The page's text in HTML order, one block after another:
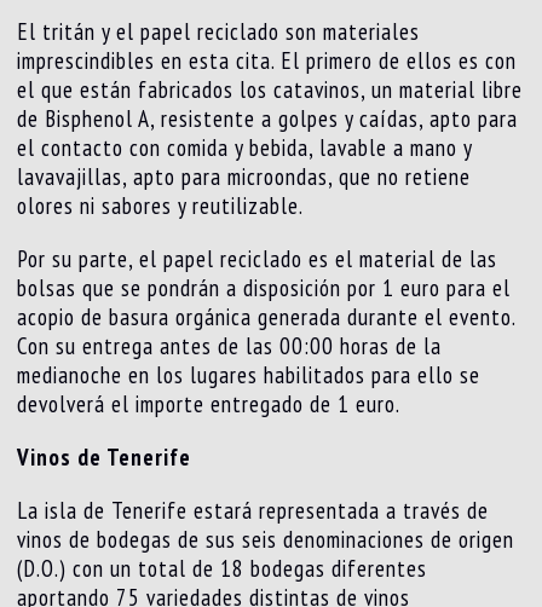
El tritán y el papel reciclado son materiales
imprescindibles en esta cita. El primero de ellos es con
el que están fabricados los catavinos, un material libre
de Bisphenol A, resistente a golpes y caídas, apto para
el contacto con comida y bebida, lavable a mano y
lavavajillas, apto para microondas, que no retiene
olores ni sabores y reutilizable.
Por su parte, el papel reciclado es el material de las
bolsas que se pondrán a disposición por 1 euro para el
acopio de basura orgánica generada durante el evento.
Con su entrega antes de las 00:00 horas de la
medianoche en los lugares habilitados para ello se
devolverá el importe entregado de 1 euro.
Vinos de Tenerife
La isla de Tenerife estará representada a través de
vinos de bodegas de sus seis denominaciones de origen
(D.O.) con un total de 18 bodegas diferentes
aportando 75 variedades distintas de vinos